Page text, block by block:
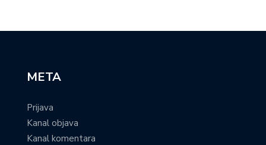
META
Prijava
Kanal objava
Kanal komentara